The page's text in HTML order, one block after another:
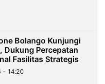
Bolango Kunjungi
Dukung Percepatan
Fasilitas Strategis
- 14:20